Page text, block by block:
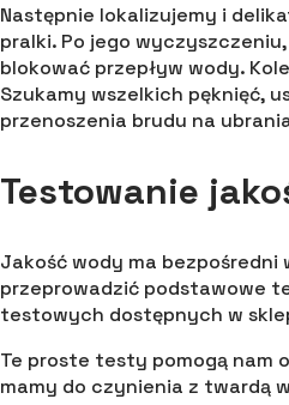
Następnie lokalizujemy i
pralki. Po jego
blokować przepływ wody.
Szukamy wszelkich pęknięć,
przenoszenia brudu na
Testowanie
Jakość wody ma
przeprowadzić podstawowe
testowych dostępnych w
Te proste testy pomogą nam
mamy do czynienia z twardą